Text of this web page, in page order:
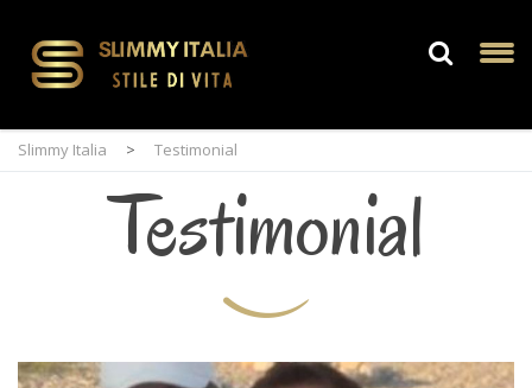
Slimmy Italia > Testimonial
Testimonial